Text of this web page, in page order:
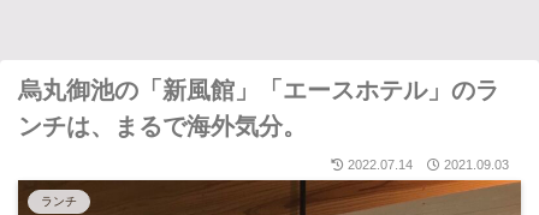
烏丸御池の「新風館」「エースホテル」のラ
ンチは、まるで海外気分。
2022.07.14 2021.09.03
ランチ